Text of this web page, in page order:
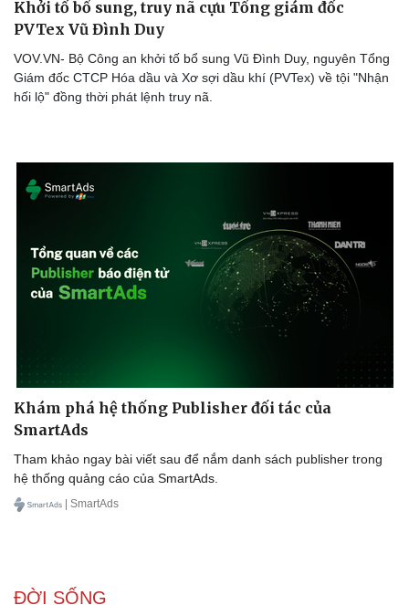
Thông tin doanh nghiệp
Doanh nghiệp 24h
Doanh nhân
Sành điệu
Tin Công nghệ
Khởi tố bổ sung, truy nã cựu Tổng giám đốc
PVTex Vũ Đình Duy ​
VOV.VN- Bộ Công an khởi tố bổ sung Vũ Đình Duy, nguyên Tổng
Giám đốc CTCP Hóa dầu và Xơ sợi dầu khí (PVTex) về tội "Nhận
hối lộ" đồng thời phát lệnh truy nã.
Khám phá hệ thống Publisher đối tác của
SmartAds
Tham khảo ngay bài viết sau để nắm danh sách publisher trong
hệ thống quảng cáo của SmartAds.
| SmartAds
ĐỜI SỐNG